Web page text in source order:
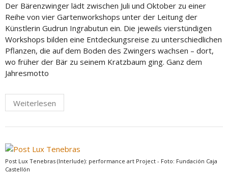
Der Bärenzwinger lädt zwischen Juli und Oktober zu einer
Reihe von vier Gartenworkshops unter der Leitung der
Künstlerin Gudrun Ingrabutun ein. Die jeweils vierstündigen
Workshops bilden eine Entdeckungsreise zu unterschiedlichen
Pflanzen, die auf dem Boden des Zwingers wachsen – dort,
wo früher der Bär zu seinem Kratzbaum ging. Ganz dem
Jahresmotto
Weiterlesen
Post Lux Tenebras (Interlude): performance art Project - Foto: Fundación Caja
Castellón